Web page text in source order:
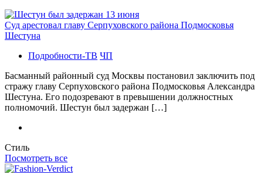
Суд арестовал главу Серпуховского района Подмосковья
Шестуна
Подробности-ТВ ЧП
Басманный районный суд Москвы постановил заключить под
стражу главу Серпуховского района Подмосковья Александра
Шестуна. Его подозревают в превышении должностных
полномочий. Шестун был задержан […]
Стиль
Посмотреть все